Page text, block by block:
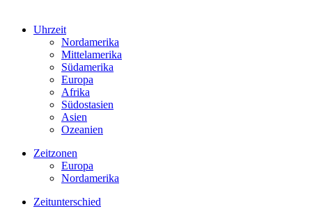
Uhrzeit
Nordamerika
Mittelamerika
Südamerika
Europa
Afrika
Südostasien
Asien
Ozeanien
Zeitzonen
Europa
Nordamerika
Zeitunterschied